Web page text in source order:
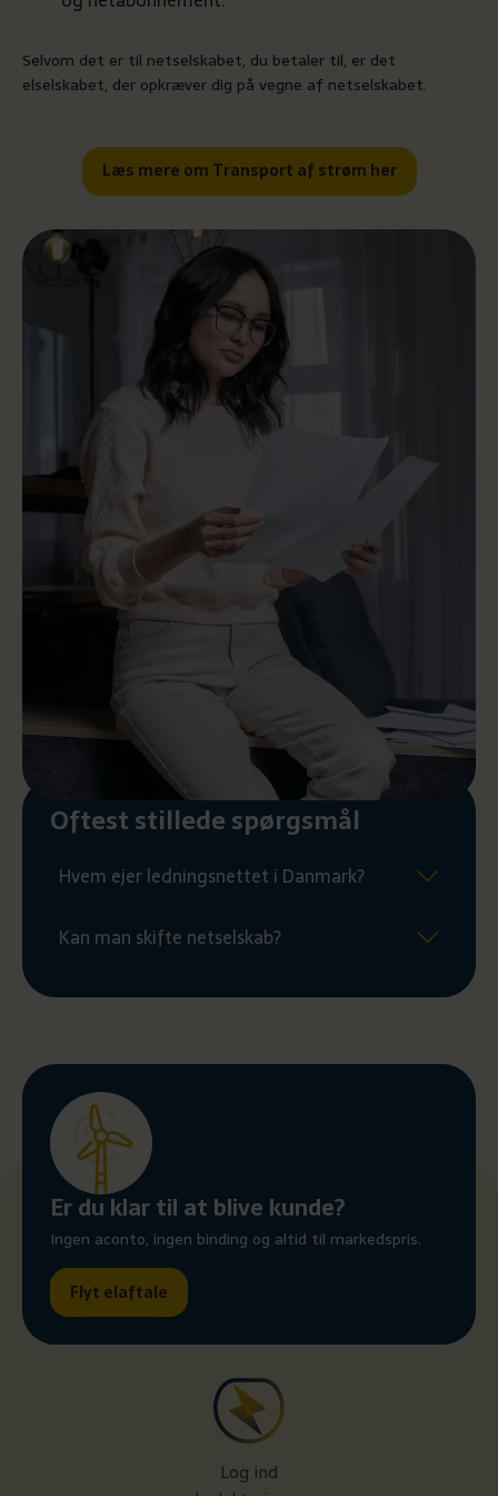
Selvom det er til netselskabet, du betaler til, er det
elselskabet, der opkræver dig på vegne af netselskabet.
Læs mere om Transport af strøm her
Oftest stillede spørgsmål
Hvem ejer ledningsnettet i Danmark?
Kan man skifte netselskab?
Er du klar til at blive kunde?
Ingen aconto, ingen binding og altid til markedspris.
Flyt elaftale
Log ind